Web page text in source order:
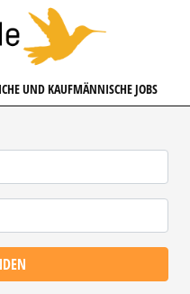
UND KAUFMÄNNISCHE JOBS